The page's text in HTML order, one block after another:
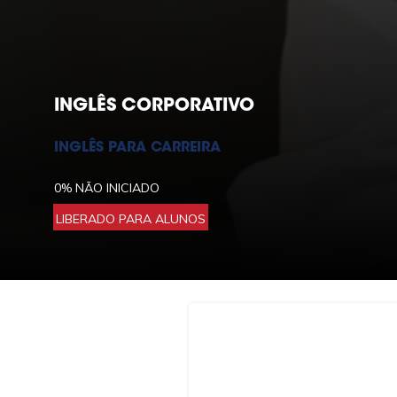
INGLÊS CORPORATIVO
INGLÊS PARA CARREIRA
0% NÃO INICIADO
LIBERADO PARA ALUNOS